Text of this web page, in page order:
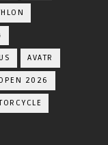
AVATR
2026